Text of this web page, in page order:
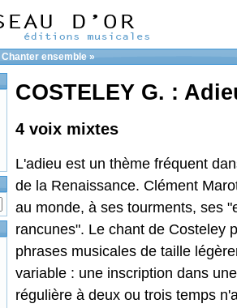
Chanter ensemble »
COSTELEY G. :
4 voix mixtes
L'adieu est un thème fréquent
de la Renaissance. Clément
au monde, à ses tourments, ses
rancunes". Le chant de Costeley
phrases musicales de taille
variable : une inscription dans
régulière à deux ou trois temps